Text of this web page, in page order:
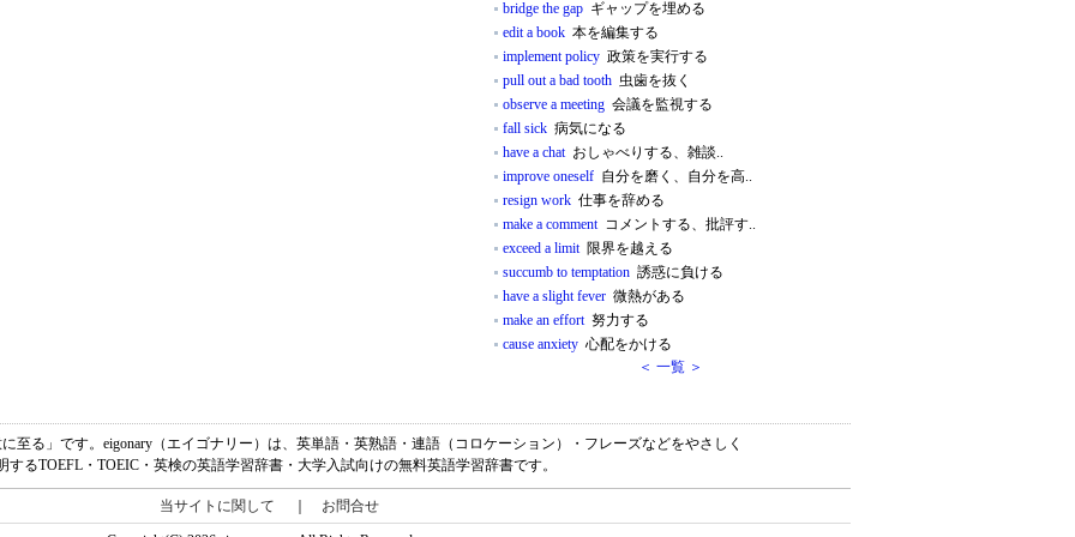
bridge the gap ギャップを埋める
edit a book 本を編集する
implement policy 政策を実行する
pull out a bad tooth 虫歯を抜く
observe a meeting 会議を監視する
fall sick 病気になる
have a chatおしゃべりする、雑談..
improve oneself 自分を磨く、自分を高..
resign work 仕事を辞める
make a commentコメントする、批評す..
exceed a limit限界を越える
succumb to temptation 誘惑に負ける
have a slight fever 微熱がある
make an effort努力する
cause anxiety 心配をかける
＜ 一覧 ＞
に至る」です。eigonary（エイゴナリー）は、英単語・英熟語・連語（コロケーション）・フレーズなどをやさしく
するTOEFL・TOEIC・英検の英語学習辞書・大学入試向けの無料英語学習辞書です。
当サイトに関して お問合せ